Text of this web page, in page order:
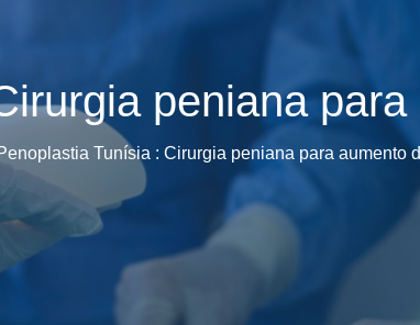
peniana
Tunísia : Cirurgia peniana para aumento